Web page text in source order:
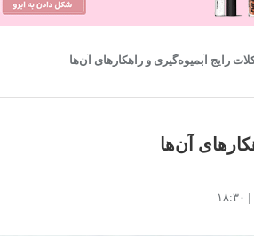
رایج آبمیوه‌گیری و راهکارهای آن‌ها
آن‌ها